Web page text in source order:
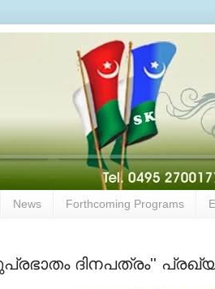
News Forthcoming Programs
ദിനപത്രം''